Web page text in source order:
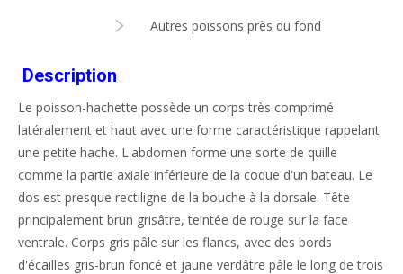
Autres poissons près du fond
Description
Le poisson-hachette possède un corps très comprimé
latéralement et haut avec une forme caractéristique rappelant
une petite hache. L'abdomen forme une sorte de quille
comme la partie axiale inférieure de la coque d'un bateau. Le
dos est presque rectiligne de la bouche à la dorsale. Tête
principalement brun grisâtre, teintée de rouge sur la face
ventrale. Corps gris pâle sur les flancs, avec des bords
d'écailles gris-brun foncé et jaune verdâtre pâle le long de trois